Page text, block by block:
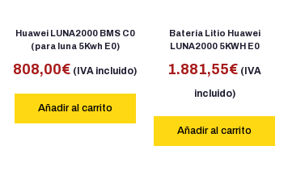
Huawei LUNA2000 BMS C0
(para luna 5Kwh E0)
808,00€ (IVA incluido)
Añadir al carrito
Bateria Litio Huawei
LUNA2000 5KWH E0
1.881,55€ (IVA
incluido)
Añadir al carrito